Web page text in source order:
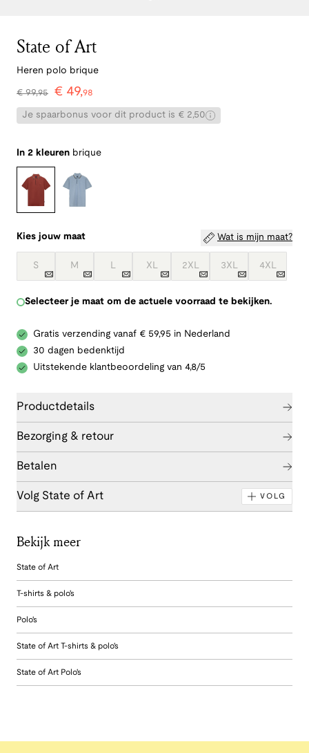
State of Art
Heren polo brique
€99,95 € 49,98
Je spaarbonus voor dit product is € 2,50
In 2 kleuren brique
Kies jouw maat Wat is mijn maat?
S M L XL 2XL 3XL 4XL
Selecteer je maat om de actuele voorraad te bekijken.
Gratis verzending vanaf € 59,95 in Nederland
30 dagen bedenktijd
Uitstekende klantbeoordeling van 4,8/5
Productdetails
Bezorging & retour
Betalen
Volg State of Art VOLG
Bekijk meer
State of Art
T-shirts & polo's
Polo's
State of Art T-shirts & polo's
State of Art Polo's